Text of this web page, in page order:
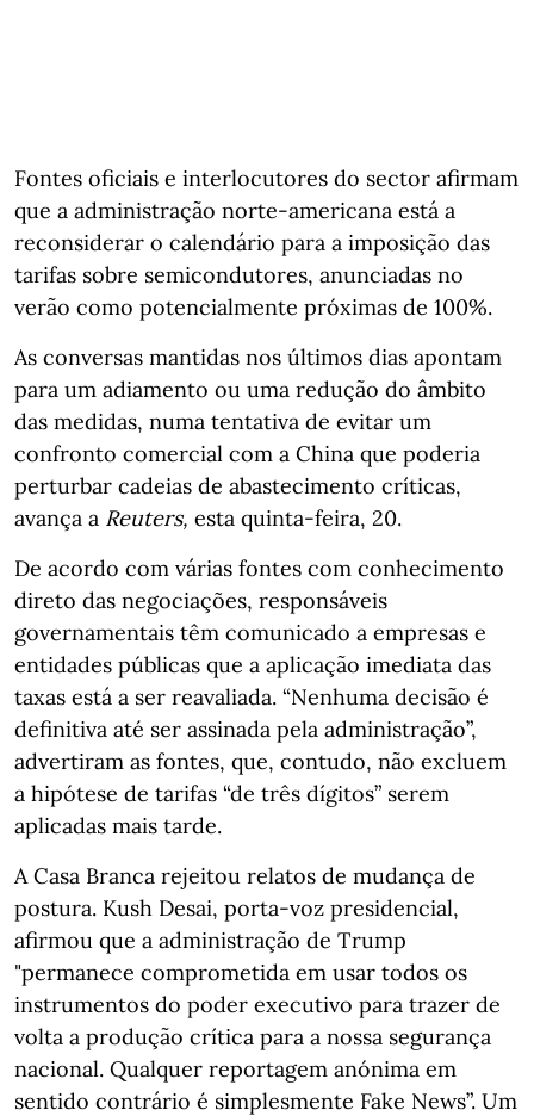
Fontes oficiais e interlocutores do sector afirmam
que a administração norte‑americana está a
reconsiderar o calendário para a imposição das
tarifas sobre semicondutores, anunciadas no
verão como potencialmente próximas de 100%.
As conversas mantidas nos últimos dias apontam
para um adiamento ou uma redução do âmbito
das medidas, numa tentativa de evitar um
confronto comercial com a China que poderia
perturbar cadeias de abastecimento críticas,
avança a Reuters, esta quinta-feira, 20.
De acordo com várias fontes com conhecimento
direto das negociações, responsáveis
governamentais têm comunicado a empresas e
entidades públicas que a aplicação imediata das
taxas está a ser reavaliada. “Nenhuma decisão é
definitiva até ser assinada pela administração”,
advertiram as fontes, que, contudo, não excluem
a hipótese de tarifas “de três dígitos” serem
aplicadas mais tarde.
A Casa Branca rejeitou relatos de mudança de
postura. Kush Desai, porta‑voz presidencial,
afirmou que a administração de Trump
"permanece comprometida em usar todos os
instrumentos do poder executivo para trazer de
volta a produção crítica para a nossa segurança
nacional. Qualquer reportagem anónima em
sentido contrário é simplesmente Fake News”. Um